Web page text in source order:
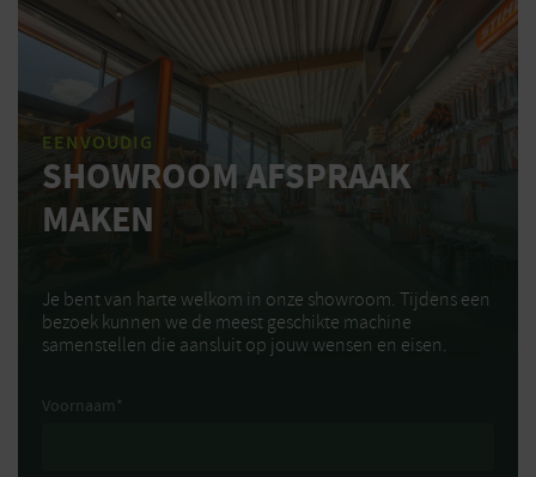
EENVOUDIG
SHOWROOM AFSPRAAK
MAKEN
Je bent van harte welkom in onze showroom. Tijdens een
bezoek kunnen we de meest geschikte machine
samenstellen die aansluit op jouw wensen en eisen.
Voornaam *